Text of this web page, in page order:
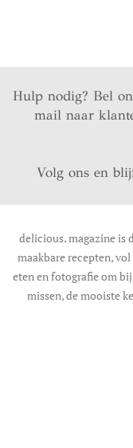
Hulp nodig? Bel
mail naar
Volg ons en
delicious. magazine is
maakbare recepten,
eten en fotografie om
missen, de mooiste